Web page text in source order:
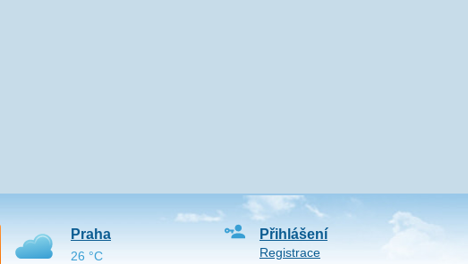
Přihlášení
Registrace
Praha
26 °C